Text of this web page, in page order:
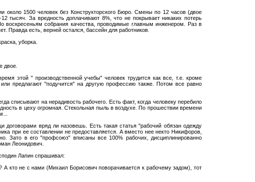
1500 человек без Конструкторского Бюро. Смены по 12 часов (двое
За вредность доплачивают 8%, что не покрывает никаких потерь
собрания качества, проводимые главным инженером. Раз в
Правда есть, верней остался, бассейн для работников.
уборка.
двое.
этой " производственной учебы" человек трудится как все, т.е. кроме
предлагают "подучится" на другую профессию также. Потом все равно
списывают на нерадивость рабочего. Есть факт, когда человеку перебило
в цеху огромная. Стекольная пыль в воздухе. По прошествии времени
договорами вряд ли назовешь. Есть такая статья "рабочий обязан одежду
при ее составлении не предоставляется. А вместо нее некто Никифоров,
Зато в его "профсоюз" вписаны все 100% рабочих, дисциплинированно
Леонидович.
Лапин спрашивал:
кто не с нами (Михаил Борисович поворачивается к рабочему задом), тот